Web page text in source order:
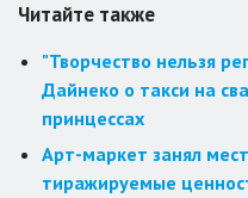
Читайте также
"Творчество нельзя
Дайнеко о такси на
принцессах
Арт-маркет занял
тиражируемые